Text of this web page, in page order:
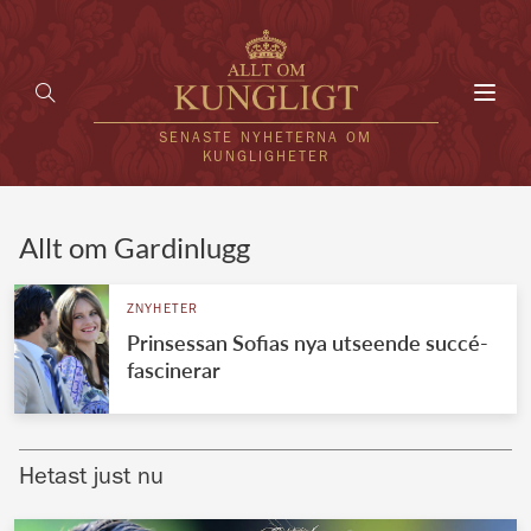
SENASTE NYHETERNA OM
KUNGLIGHETER
UTLÄNDSKT
VÄRLDENS KUNGAHUS
Brittiska kungahuset
Allt om Gardinlugg
ZNYHETER
Prinsessan Sofias nya utseende succé-
fascinerar
Hetast just nu